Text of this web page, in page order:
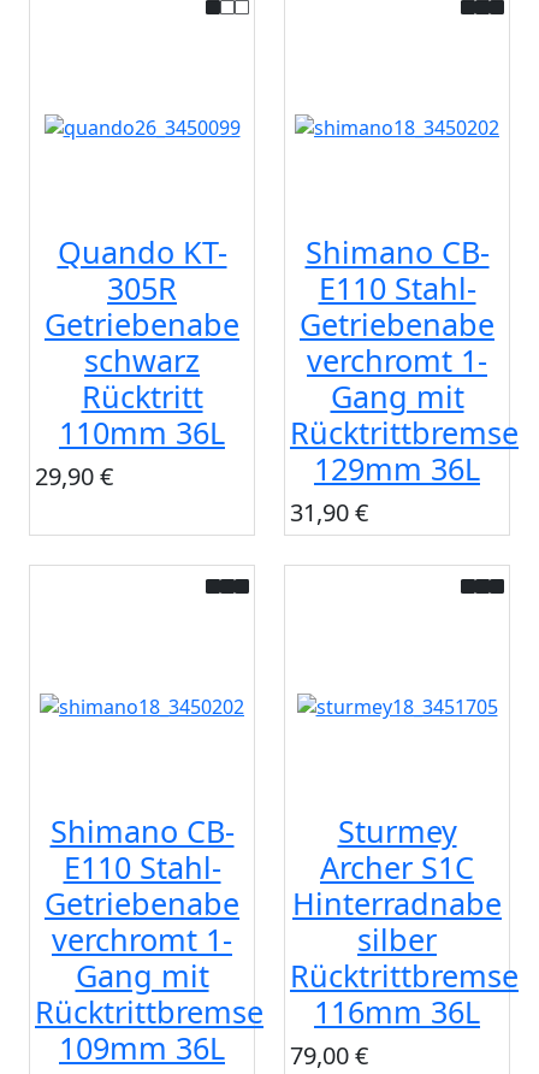
Quando KT-
305R
Getriebenabe
schwarz
Rücktritt
110mm 36L
29,90 €
Shimano CB-
E110 Stahl-
Getriebenabe
verchromt 1-
Gang mit
Rücktrittbremse
129mm 36L
31,90 €
Shimano CB-
E110 Stahl-
Getriebenabe
verchromt 1-
Gang mit
Rücktrittbremse
109mm 36L
Sturmey
Archer S1C
Hinterradnabe
silber
Rücktrittbremse
116mm 36L
79,00 €